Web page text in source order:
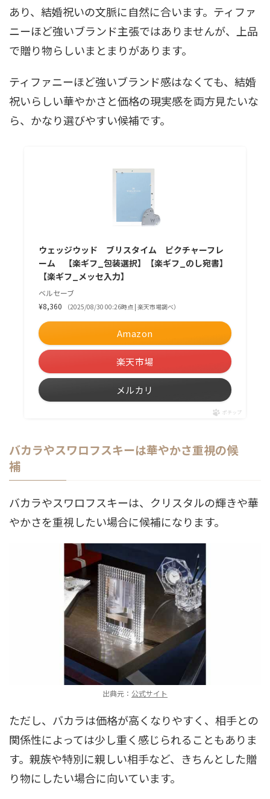
あり、結婚祝いの文脈に自然に合います。ティファ
ニーほど強いブランド主張ではありませんが、上品
で贈り物らしいまとまりがあります。
ティファニーほど強いブランド感はなくても、結婚
祝いらしい華やかさと価格の現実感を両方見たいな
ら、かなり選びやすい候補です。
ウェッジウッド ブリスタイム ピクチャーフレ
ーム 【楽ギフ_包装選択】【楽ギフ_のし宛書】
【楽ギフ_メッセ入力】
ベルセーブ
¥8,360
（2025/08/30 00:26時点 | 楽天市場調べ）
Amazon
楽天市場
メルカリ
ポチップ
バカラやスワロフスキーは華やかさ重視の候
補
バカラやスワロフスキーは、クリスタルの輝きや華
やかさを重視したい場合に候補になります。
出典元： 公式サイト
ただし、バカラは価格が高くなりやすく、相手との
関係性によっては少し重く感じられることもありま
す。親族や特別に親しい相手など、きちんとした贈
り物にしたい場合に向いています。